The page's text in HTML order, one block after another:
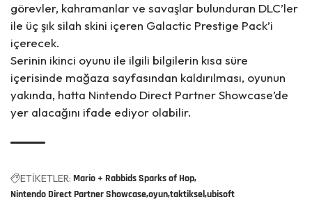
görevler, kahramanlar ve savaşlar bulunduran DLC’ler
ile üç şık silah skini içeren Galactic Prestige Pack’i
içerecek.
Serinin ikinci oyunu ile ilgili bilgilerin kısa süre
içerisinde mağaza sayfasından kaldırılması, oyunun
yakında, hatta Nintendo Direct Partner Showcase’de
yer alacağını ifade ediyor olabilir.
ETİKETLER: Mario + Rabbids Sparks of Hop
Nintendo Direct Partner Showcaseoyuntaktikselubisoft